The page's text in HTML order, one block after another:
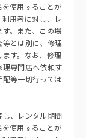
使用することが
用者に対し、レ
。また、この場
とは別に、修理
す。なお、修理
理専門店へ依頼す
等一切行っては
、レンタル期間
使用することが